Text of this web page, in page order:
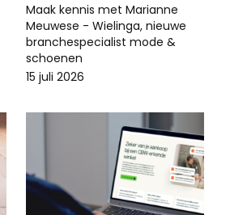
Maak kennis met Marianne
Meuwese - Wielinga, nieuwe
branchespecialist mode &
schoenen
15 juli 2026